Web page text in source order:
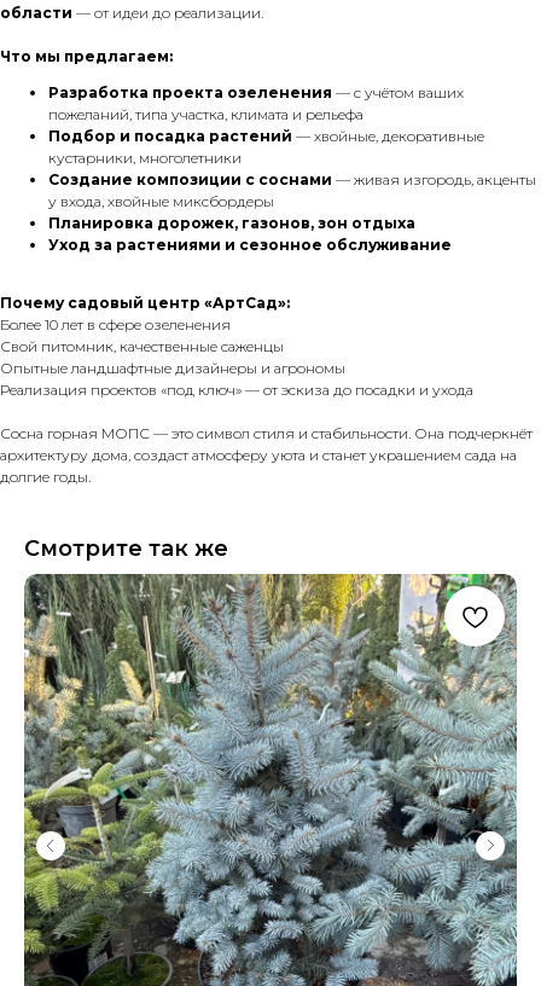
области — от идеи до реализации.
Что мы предлагаем:
Разработка проекта озеленения — с учётом ваших
пожеланий, типа участка, климата и рельефа
Подбор и посадка растений — хвойные, декоративные
кустарники, многолетники
Создание композиции с соснами — живая изгородь, акценты
у входа, хвойные миксбордеры
Планировка дорожек, газонов, зон отдыха
Уход за растениями и сезонное обслуживание
Почему садовый центр «АртСад»:
Более 10 лет в сфере озеленения
Свой питомник, качественные саженцы
Опытные ландшафтные дизайнеры и агрономы
Реализация проектов «под ключ» — от эскиза до посадки и ухода
Сосна горная МОПС — это символ стиля и стабильности. Она подчеркнёт
архитектуру дома, создаст атмосферу уюта и станет украшением сада на
долгие годы.
Смотрите так же